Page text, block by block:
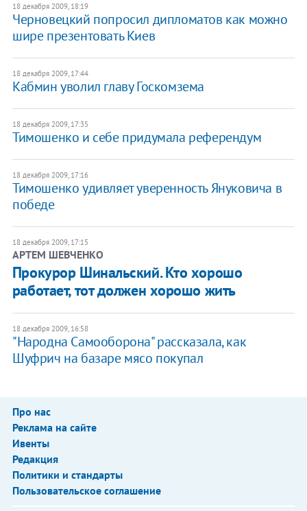
18 декабря 2009, 18:19
Черновецкий попросил дипломатов как можно
шире презентовать Киев
18 декабря 2009, 17:44
Кабмин уволил главу Госкомзема
18 декабря 2009, 17:35
Тимошенко и себе придумала референдум
18 декабря 2009, 17:16
Тимошенко удивляет уверенность Януковича в
победе
18 декабря 2009, 17:15
АРТЕМ ШЕВЧЕНКО
Прокурор Шинальский. Кто хорошо
работает, тот должен хорошо жить
18 декабря 2009, 16:58
"Народна Самооборона" рассказала, как
Шуфрич на базаре мясо покупал
Про нас
Реклама на сайте
Ивенты
Редакция
Политики и стандарты
Пользовательское соглашение